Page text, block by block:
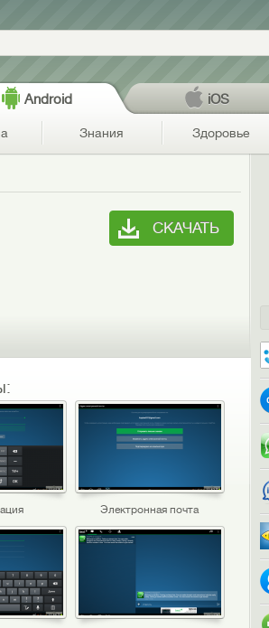
Android iOS
Знания Здоровье
СКАЧАТЬ
Электронная почта